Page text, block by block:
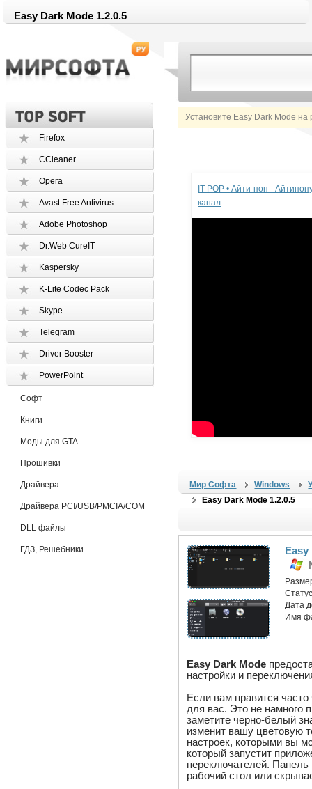
Easy Dark Mode 1.2.0.5
Установите Easy Dark Mode на
Firefox
CCleaner
Opera
Avast Free Antivirus
Adobe Photoshop
Dr.Web CureIT
Kaspersky
K-Lite Codec Pack
Skype
Telegram
Driver Booster
PowerPoint
Софт
Книги
Моды для GTA
Прошивки
Драйвера
Драйвера PCI/USB/PMCIA/COM
DLL файлы
ГДЗ, Решебники
IT POP • Айти-поп -
канал
Мир Софта Windows
Easy Dark Mode 1.2.0.5
Easy
Дата
Имя
Easy Dark Mode
настройки и
Если вам нравится
для вас. Это не намного
заметите черно-белый
изменит вашу цветовую
настроек, которыми вы
который запустит
переключателей.
рабочий стол или